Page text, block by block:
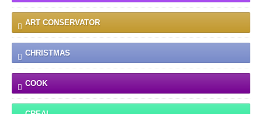
ART CONSERVATOR
CHRISTMAS
COOK